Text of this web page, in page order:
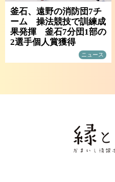
釜石、遠野の消防団7チ
ーム 操法競技で訓練成
果発揮 釜石7分団1部の
2選手個人賞獲得
ニュース